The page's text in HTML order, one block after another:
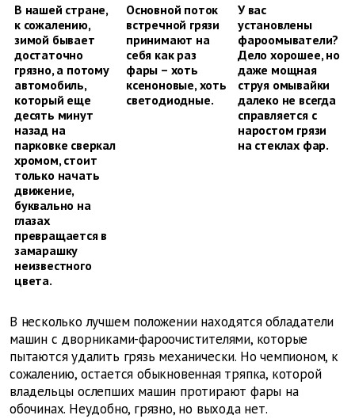
В нашей стране,
к сожалению,
зимой бывает
достаточно
грязно, а потому
автомобиль,
который еще
десять минут
назад на
парковке сверкал
хромом, стоит
только начать
движение,
буквально на
глазах
превращается в
замарашку
неизвестного
цвета.
Основной поток
встречной грязи
принимают на
себя как раз
фары – хоть
ксеноновые, хоть
светодиодные.
У вас
установлены
фароомыватели?
Дело хорошее, но
даже мощная
струя омывайки
далеко не всегда
справляется с
наростом грязи
на стеклах фар.
В несколько лучшем положении находятся обладатели
машин с дворниками-фароочистителями, которые
пытаются удалить грязь механически. Но чемпионом, к
сожалению, остается обыкновенная тряпка, которой
владельцы ослепших машин протирают фары на
обочинах. Неудобно, грязно, но выхода нет.